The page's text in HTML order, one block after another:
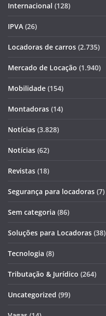
Internacional (128)
IPVA (26)
Locadoras de carros (2.735)
Mercado de Locação (1.940)
Mobilidade (154)
Montadoras (14)
Notícias (3.828)
Notícias (62)
Revistas (18)
Segurança para locadoras (7)
Sem categoria (86)
Soluções para Locadoras (38)
Tecnologia (8)
Tributação & Jurídico (264)
Uncategorized (99)